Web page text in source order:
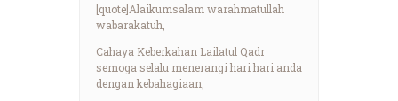
[quote]Alaikumsalam warahmatullah
wabarakatuh,
Cahaya Keberkahan Lailatul Qadr
semoga selalu menerangi hari hari anda
dengan kebahagiaan,